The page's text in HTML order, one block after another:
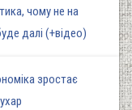
чому не на
далі (+відео)
зростає